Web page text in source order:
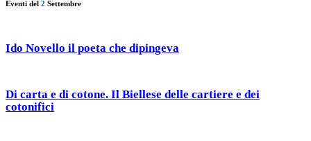
Eventi del 2 Settembre
Ido Novello il poeta che dipingeva
Di carta e di cotone. Il Biellese delle cartiere e dei
cotonifici